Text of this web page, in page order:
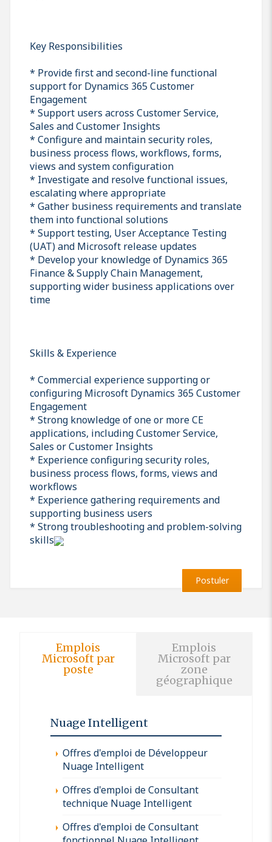
Key Responsibilities
* Provide first and second-line functional
support for Dynamics 365 Customer
Engagement
* Support users across Customer Service,
Sales and Customer Insights
* Configure and maintain security roles,
business process flows, workflows, forms,
views and system configuration
* Investigate and resolve functional issues,
escalating where appropriate
* Gather business requirements and translate
them into functional solutions
* Support testing, User Acceptance Testing
(UAT) and Microsoft release updates
* Develop your knowledge of Dynamics 365
Finance & Supply Chain Management,
supporting wider business applications over
time
Skills & Experience
* Commercial experience supporting or
configuring Microsoft Dynamics 365 Customer
Engagement
* Strong knowledge of one or more CE
applications, including Customer Service,
Sales or Customer Insights
* Experience configuring security roles,
business process flows, forms, views and
workflows
* Experience gathering requirements and
supporting business users
* Strong troubleshooting and problem-solving
skills
Postuler
Emplois
Microsoft par
poste
Emplois
Microsoft par
zone
géographique
Nuage Intelligent
Offres d'emploi de Développeur
Nuage Intelligent
Offres d'emploi de Consultant
technique Nuage Intelligent
Offres d'emploi de Consultant